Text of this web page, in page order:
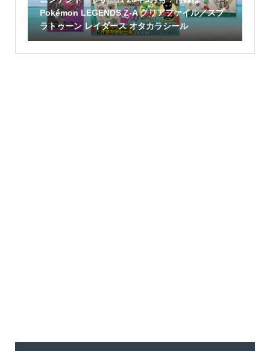
Pokémon LEGENDS Z-A クリアファイル／スプ
ラトゥーン レイダース オタカラシール